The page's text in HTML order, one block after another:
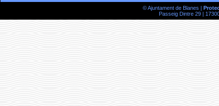
© Ajuntament de Blanes |
Passeig Dintre 29 |